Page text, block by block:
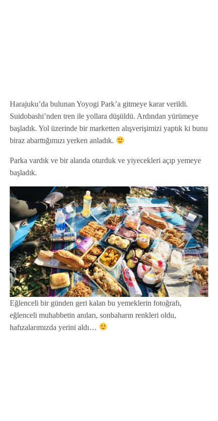
Harajuku’da bulunan Yoyogi Park’a gitmeye karar verildi.
Suidobashi’nden tren ile yollara düşüldü. Ardından yürümeye
başladık. Yol üzerinde bir marketten alışverişimizi yaptık ki bunu
biraz abarttığımızı yerken anladık.
Parka vardık ve bir alanda oturduk ve yiyecekleri açıp yemeye
başladık.
Eğlenceli bir günden geri kalan bu yemeklerin fotoğrafı,
eğlenceli muhabbetin anıları, sonbaharın renkleri oldu,
hafızalarımızda yerini aldı…